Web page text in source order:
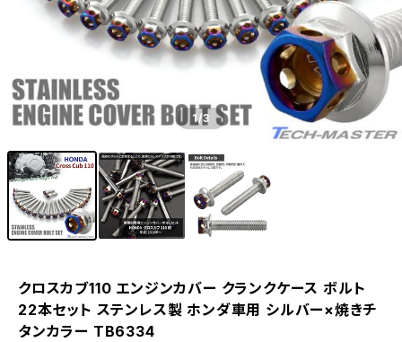
1/3
クロスカブ110 エンジンカバー クランクケース ボルト
22本セット ステンレス製 ホンダ車用 シルバー×焼きチ
タンカラー TB6334